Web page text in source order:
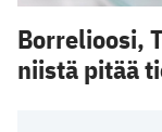
Borrelioosi,
niistä pitää